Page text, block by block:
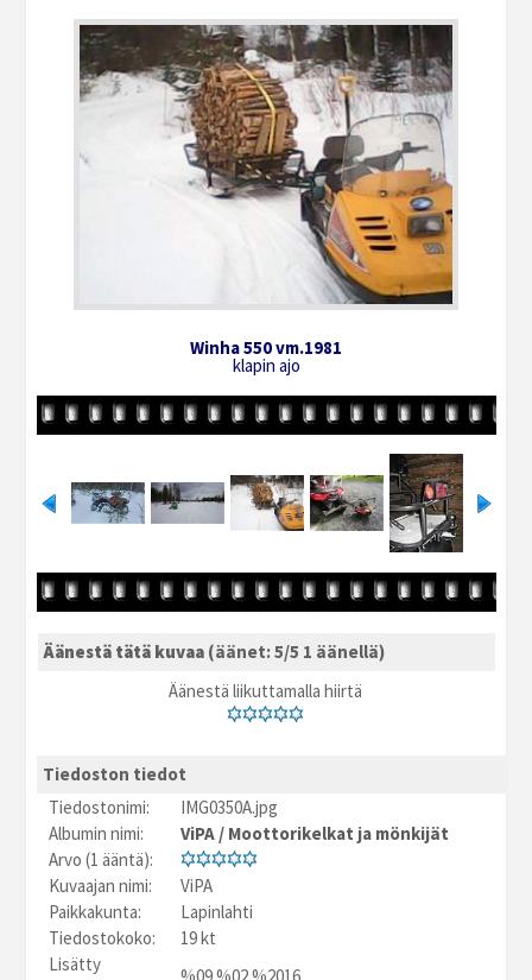
Winha 550 vm.1981
klapin ajo
Äänestä tätä kuvaa (äänet: 5/5 1 äänellä)
Äänestä liikuttamalla hiirtä
Tiedoston tiedot
Tiedostonimi:
IMG0350A.jpg
Albumin nimi:
ViPA / Moottorikelkat ja mönkijät
Arvo (1 ääntä):
Kuvaajan nimi:
ViPA
Paikkakunta:
Lapinlahti
Tiedostokoko:
19 kt
Lisätty